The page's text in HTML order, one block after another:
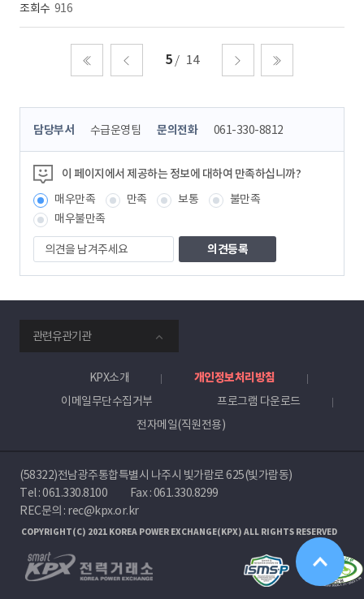
916
5 14
콘
츠
정
보
책
임
자
담당부서 수급운영팀 문의전화 061-330-8812
이 페이지에서 제공하는 정보에 대하여 만족하십니까?
매우만족
만족 보통
불만족
매우불만족
의
견
을
겨
주
세
요
관련유관기관
KPX소개
개인정보처리방침
이메일무단수집거부
프로그램 다운로드
전자메일(직원전용)
(58322)전남광주통합특별시 나주시 빛가람로 625(빛가람동)
Tel :061.330.8100
Fax : 061.330.8299
REC문의 : rec@kpx.or.kr
COPYRIGHT(C) 2021 KOREA POWER EXCHANGE(KPX) ALL RIGHTS RESERVED